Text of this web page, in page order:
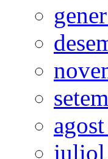
juliol